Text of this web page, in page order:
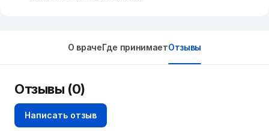
О врачеГде принимаетОтзывы
Отзывы (0)
Написать отзыв